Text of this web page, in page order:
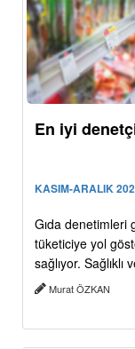
En iyi
KASIM-ARALIK
Gıda denetimleri
tüketiciye yol
sağlıyor.
Murat ÖZKAN